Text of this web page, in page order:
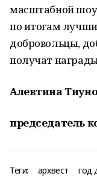
масштабной
по итогам
добровольцы,
получат
Алевтина
председатель
Теги: архвест год